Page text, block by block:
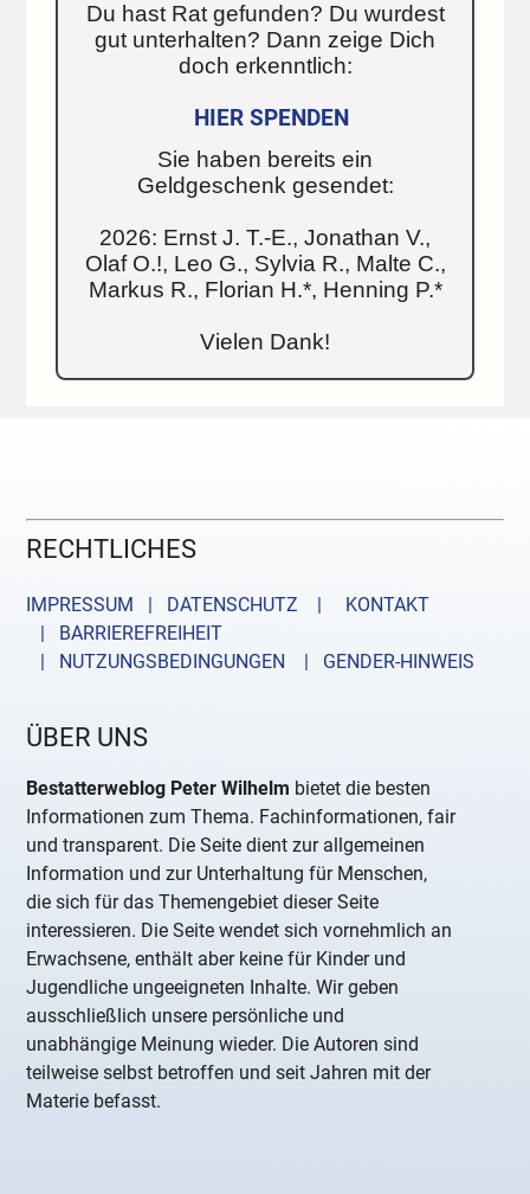
Du hast Rat gefunden? Du wurdest
gut unterhalten? Dann zeige Dich
doch erkenntlich:
HIER SPENDEN
Sie haben bereits ein
Geldgeschenk gesendet:
2026: Ernst J. T.-E., Jonathan V.,
Olaf O.!, Leo G., Sylvia R., Malte C.,
Markus R., Florian H.*, Henning P.*
Vielen Dank!
RECHTLICHES
IMPRESSUM | DATENSCHUTZ |
KONTAKT
| BARRIEREFREIHEIT
| NUTZUNGSBEDINGUNGEN
| GENDER-HINWEIS
ÜBER UNS
Bestatterweblog Peter Wilhelm bietet die besten
Informationen zum Thema. Fachinformationen, fair
und transparent. Die Seite dient zur allgemeinen
Information und zur Unterhaltung für Menschen,
die sich für das Themengebiet dieser Seite
interessieren. Die Seite wendet sich vornehmlich an
Erwachsene, enthält aber keine für Kinder und
Jugendliche ungeeigneten Inhalte. Wir geben
ausschließlich unsere persönliche und
unabhängige Meinung wieder. Die Autoren sind
teilweise selbst betroffen und seit Jahren mit der
Materie befasst.